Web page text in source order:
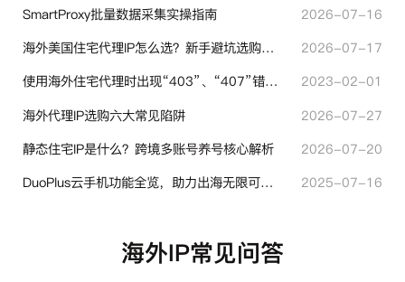
SmartProxy批量数据采集实操指南
2026-07-16
海外美国住宅代理IP怎么选？新手避坑选购指南
2026-07-17
使用海外住宅代理时出现“403”、“407”错误代码时代表什么？
2023-02-01
海外代理IP选购六大常见陷阱
2026-07-27
静态住宅IP是什么？跨境多账号养号核心解析
2026-07-20
DuoPlus云手机功能全览，助力出海无限可能！
2025-07-16
海外IP常见问答